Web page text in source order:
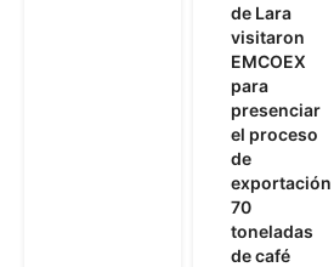
de Lara
visitaron
EMCOEX
para
presenciar
el proceso
de
exportación
70
toneladas
de café